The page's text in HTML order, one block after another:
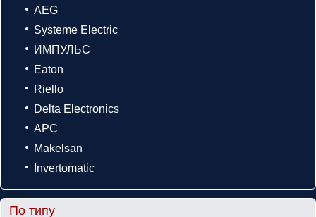
AEG
Systeme Electric
ИМПУЛЬС
Eaton
Riello
Delta Electronics
APC
Makelsan
Invertomatic
По типу